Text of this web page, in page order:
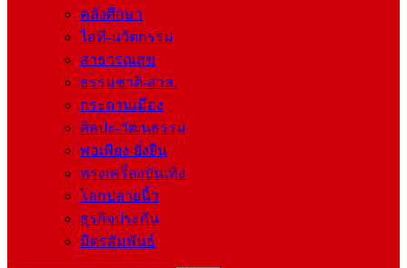
คลังศึกษา
ไอที-นวัตกรรม
สาธารณสุข
ธรรมชาติ-สวล.
กระดานเมือง
ศิลปะ-วัฒนธรรม
พอเพียง-ยั่งยืน
ทรงเครื่องบันเทิง
โลกปลายนิ้ว
ธุรกิจประกัน
มิตรสัมพันธ์